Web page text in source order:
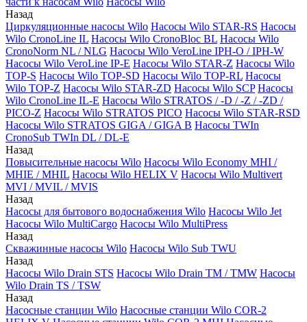
Назад
Циркуляционные насосы Wilo Насосы Wilo STAR-RS Насосы
Wilo CronoLine IL Насосы Wilo CronoBloc BL Насосы Wilo
CronoNorm NL / NLG Насосы Wilo VeroLine IPH-O / IPH-W
Насосы Wilo VeroLine IP-E Насосы Wilo STAR-Z Насосы Wilo
TOP-S Насосы Wilo TOP-SD Насосы Wilo TOP-RL Насосы
Wilo TOP-Z Насосы Wilo STAR-ZD Насосы Wilo SCP Насосы
Wilo CronoLine IL-E Насосы Wilo STRATOS / -D / -Z / -ZD /
PICO-Z Насосы Wilo STRATOS PICO Насосы Wilo STAR-RSD
Насосы Wilo STRATOS GIGA / GIGA B Насосы TWIn
CronoSub TWIn DL / DL-E
Назад
Повысительные насосы Wilo Насосы Wilo Economy MHI /
MHIE / MHIL Насосы Wilo HELIX V Насосы Wilo Multivert
MVI / MVIL / MVIS
Назад
Насосы для бытового водоснабжения Wilo Насосы Wilo Jet
Насосы Wilo MultiCargo Насосы Wilo MultiPress
Назад
Скважинные насосы Wilo Насосы Wilo Sub TWU
Назад
Насосы Wilo Drain STS Насосы Wilo Drain TM / TMW Насосы
Wilo Drain TS / TSW
Назад
Насосные станции Wilo Насосные станции Wilo COR-2